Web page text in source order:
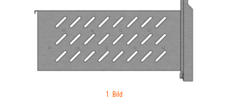
1 Bild